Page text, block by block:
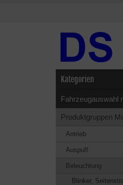
Kategorien
Fahrzeugauswahl
Produktgruppen
Antrieb
Auspuff
Beleuchtung
Blinker,